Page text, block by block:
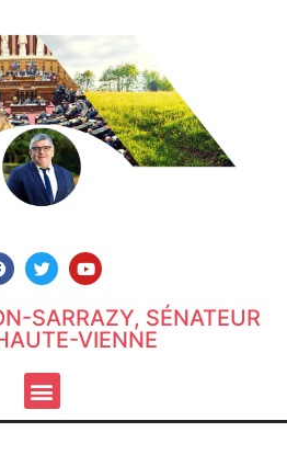
SARRAZY, SÉNATEUR
VIENNE